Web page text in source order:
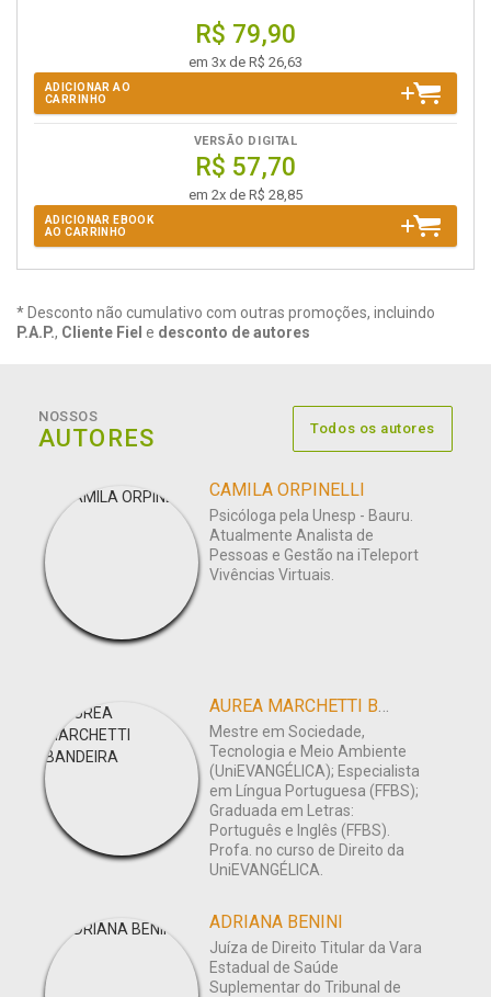
R$ 79,90
em 3x de R$ 26,63
ADICIONAR AO
CARRINHO
VERSÃO DIGITAL
R$ 57,70
em 2x de R$ 28,85
ADICIONAR EBOOK
AO CARRINHO
* Desconto não cumulativo com outras promoções, incluindo
P.A.P., Cliente Fiel e desconto de autores
NOSSOS
AUTORES Todos os autores
CAMILA ORPINELLI
Psicóloga pela Unesp - Bauru.
Atualmente Analista de
Pessoas e Gestão na iTeleport
Vivências Virtuais.
AUREA MARCHETTI BANDEIRA
Mestre em Sociedade,
Tecnologia e Meio Ambiente
(UniEVANGÉLICA); Especialista
em Língua Portuguesa (FFBS);
Graduada em Letras:
Português e Inglês (FFBS).
Profa. no curso de Direito da
UniEVANGÉLICA.
ADRIANA BENINI
Juíza de Direito Titular da Vara
Estadual de Saúde
Suplementar do Tribunal de